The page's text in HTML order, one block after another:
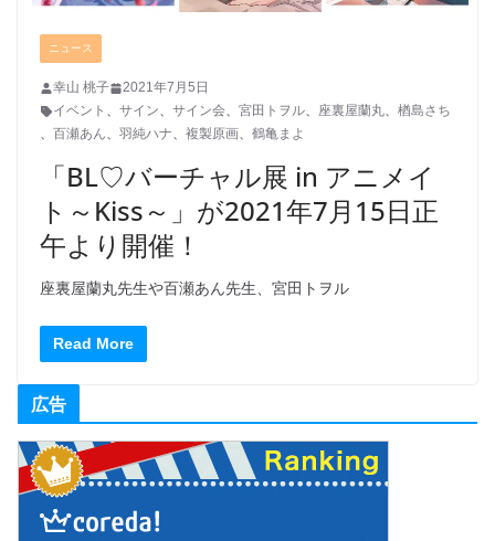
ニュース
幸山 桃子
2021年7月5日
イベント 、 サイン、 サイン会、 宮田トヲル、 座裏屋蘭丸、 楢島さち
、 百瀬あん、 羽純ハナ、 複製原画、 鶴亀まよ
「BL♡バーチャル展 in アニメイ
ト～Kiss～」が2021年7月15日正
午より開催！
座裏屋蘭丸先生や百瀬あん先生、宮田トヲル
Read More
広告